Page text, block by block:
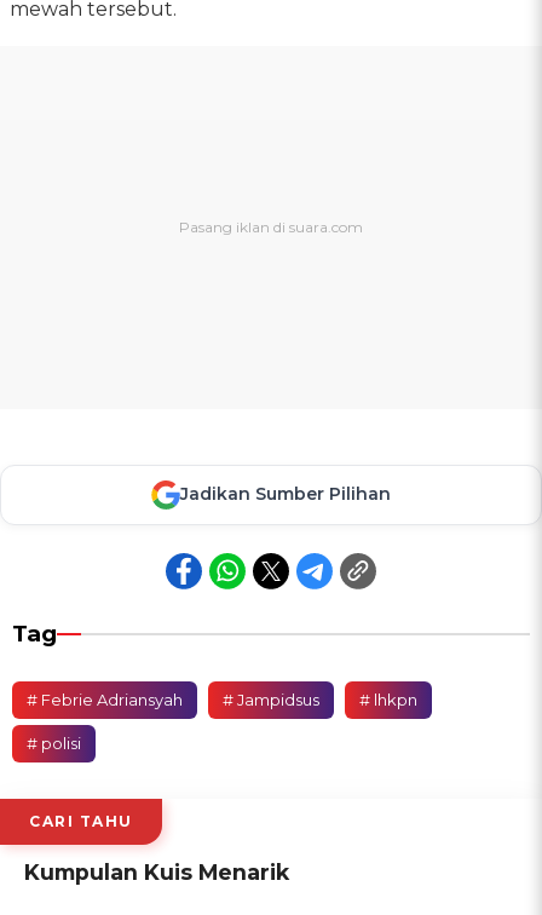
mewah tersebut.
Jadikan Sumber Pilihan
Tag
# Febrie Adriansyah # Jampidsus # lhkpn
# polisi
CARI TAHU
Kumpulan Kuis Menarik